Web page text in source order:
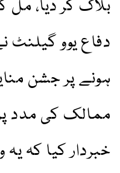
بلاک کر دیا، مل
دفاع یوو گیلنٹ
ہونے پر جشن
ممالک کی مدد
خبردار کیا کہ